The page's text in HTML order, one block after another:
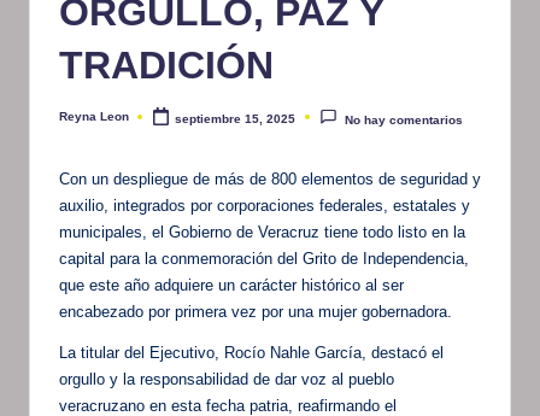
ORGULLO, PAZ Y
TRADICIÓN
Publicado
Reyna Leon septiembre 15, 2025 No hay comentarios
Con un despliegue de más de 800 elementos de seguridad y
auxilio, integrados por corporaciones federales, estatales y
municipales, el Gobierno de Veracruz tiene todo listo en la
capital para la conmemoración del Grito de Independencia,
que este año adquiere un carácter histórico al ser
encabezado por primera vez por una mujer gobernadora.
La titular del Ejecutivo, Rocío Nahle García, destacó el
orgullo y la responsabilidad de dar voz al pueblo
veracruzano en esta fecha patria, reafirmando el